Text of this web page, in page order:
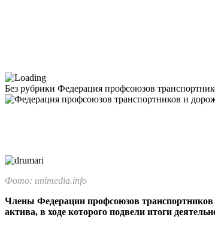
Без рубрики Федерация профсоюзов
Фото: unimedia.info
Члены Федерации профсоюзов транс­портников
актива, в ходе которого подвели итоги